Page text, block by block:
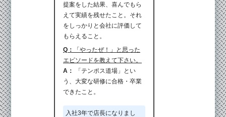
提案をした結果、喜んでもら
えて実績を残せたこと。それ
をしっかりと会社に評価して
もらえること。
Q：
「やったぜ！」と思った
エピソードを教えて下さい。
A：
「テンポス道場」とい
う、大変な研修に合格・卒業
できたこと。
入社3年で店長になりまし